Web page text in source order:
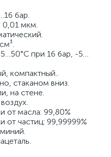
бар.
0,01 мкм.
при 16 бар, -5…
компактный..
стаканом вниз.
на стене.
от масла: 99,80%
от частиц: 99,99999%